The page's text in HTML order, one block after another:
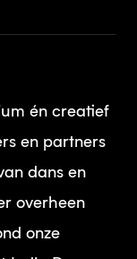
én creatief
en partners
dans en
overheen
onze